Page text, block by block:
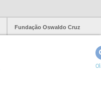
Fundação Oswaldo Cruz